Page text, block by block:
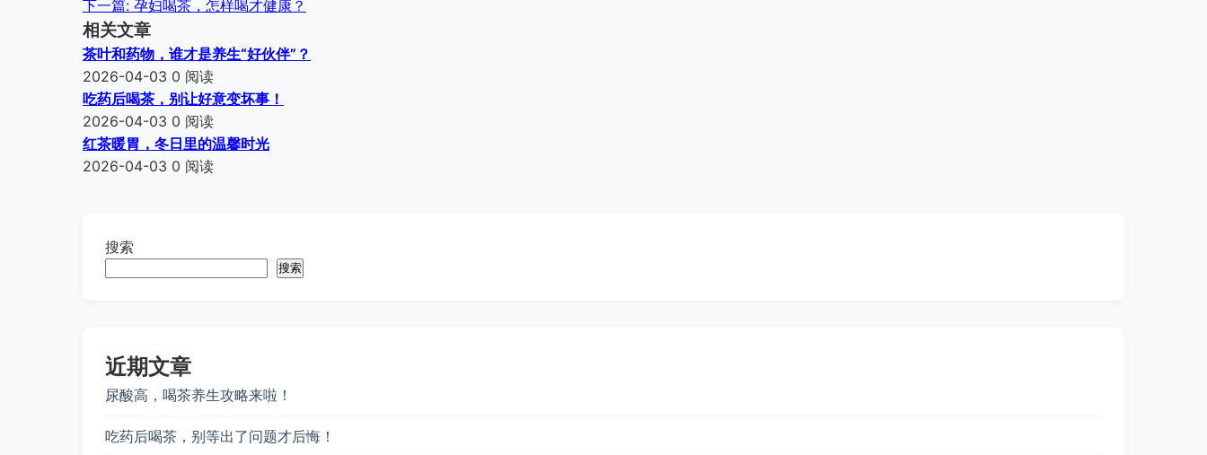
下一篇: 孕妇喝茶，怎样喝才健康？
相关文章
茶叶和药物，谁才是养生“好伙伴”？
2026-04-03 0 阅读
吃药后喝茶，别让好意变坏事！
2026-04-03 0 阅读
红茶暖胃，冬日里的温馨时光
2026-04-03 0 阅读
搜索
搜索
近期文章
尿酸高，喝茶养生攻略来啦！
吃药后喝茶，别等出了问题才后悔！